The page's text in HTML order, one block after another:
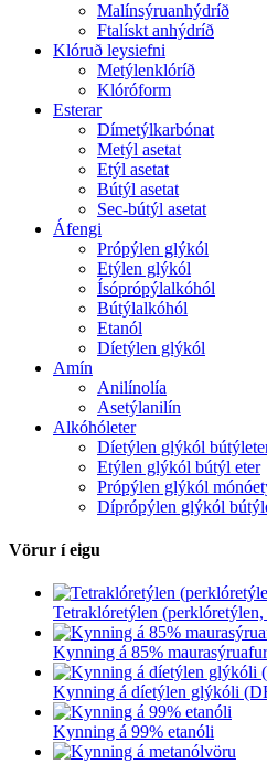
Malínsýruanhýdríð
Ftalískt anhýdríð
Klóruð leysiefni
Metýlenklóríð
Klóróform
Esterar
Dímetýlkarbónat
Metýl asetat
Etýl asetat
Bútýl asetat
Sec-bútýl asetat
Áfengi
Própýlen glýkól
Etýlen glýkól
Ísóprópýlalkóhól
Bútýlalkóhól
Etanól
Díetýlen glýkól
Amín
Anilínolía
Asetýlanilín
Alkóhóleter
Díetýlen glýkól
Etýlen glýkól bútýl eter
Própýlen glýkól
Díprópýlen glýkól
Vörur í eigu
Tetraklóretýlen
Kynning á 85%
Kynning á díetýlen glýkóli
Kynning á 99% etanóli